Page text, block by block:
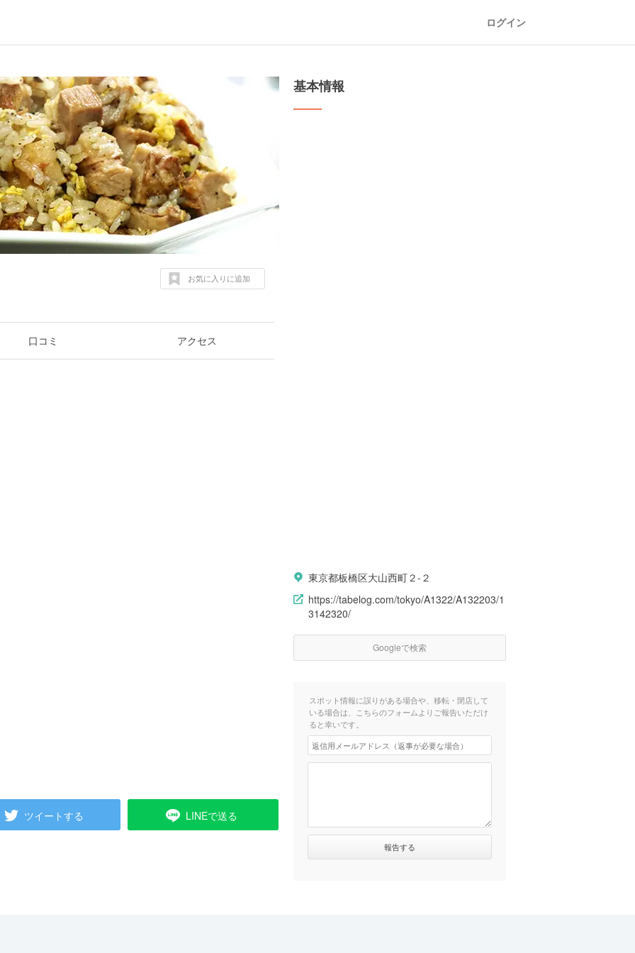
ログイン
お気に入りに追加
口コミ アクセス
ツイートする LINEで送る
基本情報
東京都板橋区大山西町２-２
https://tabelog.com/tokyo/A1322/A132203/1
3142320/
Googleで検索
スポット情報に誤りがある場合や、移転・閉店して
いる場合は、こちらのフォームよりご報告いただけ
ると幸いです。